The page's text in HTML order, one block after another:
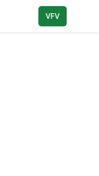
VFV